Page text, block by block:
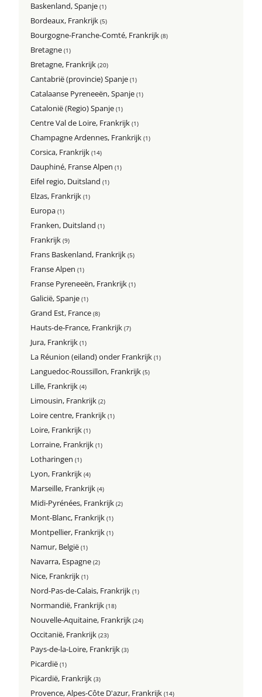
Baskenland, Spanje(1)
Bordeaux, Frankrijk(5)
Bourgogne-Franche-Comté, Frankrijk(8)
Bretagne(1)
Bretagne, Frankrijk(20)
Cantabrië (provincie) Spanje(1)
Catalaanse Pyreneeën, Spanje(1)
Catalonië (Regio) Spanje(1)
Centre Val de Loire, Frankrijk(1)
Champagne Ardennes, Frankrijk(1)
Corsica, Frankrijk(14)
Dauphiné, Franse Alpen(1)
Eifel regio, Duitsland(1)
Elzas, Frankrijk(1)
Europa(1)
Franken, Duitsland(1)
Frankrijk(9)
Frans Baskenland, Frankrijk(5)
Franse Alpen(1)
Franse Pyreneeën, Frankrijk(1)
Galicië, Spanje(1)
Grand Est, France(8)
Hauts-de-France, Frankrijk(7)
Jura, Frankrijk(1)
La Réunion (eiland) onder Frankrijk(1)
Languedoc-Roussillon, Frankrijk(5)
Lille, Frankrijk(4)
Limousin, Frankrijk(2)
Loire centre, Frankrijk(1)
Loire, Frankrijk(1)
Lorraine, Frankrijk(1)
Lotharingen(1)
Lyon, Frankrijk(4)
Marseille, Frankrijk(4)
Midi-Pyrénées, Frankrijk(2)
Mont-Blanc, Frankrijk(1)
Montpellier, Frankrijk(1)
Namur, België(1)
Navarra, Espagne(2)
Nice, Frankrijk(1)
Nord-Pas-de-Calais, Frankrijk(1)
Normandië, Frankrijk(18)
Nouvelle-Aquitaine, Frankrijk(24)
Occitanië, Frankrijk(23)
Pays-de-la-Loire, Frankrijk(3)
Picardië(1)
Picardië, Frankrijk(3)
Provence, Alpes-Côte D'azur, Frankrijk(14)